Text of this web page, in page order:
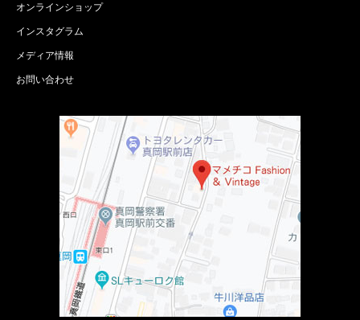
オンラインショップ
インスタグラム
メディア情報
お問い合わせ